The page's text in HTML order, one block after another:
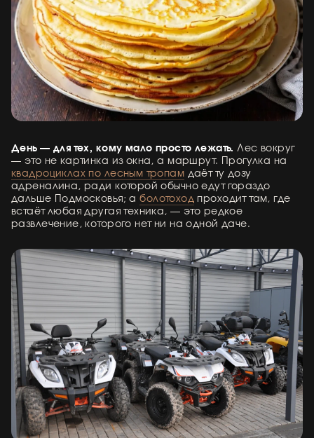
День — для тех, кому мало просто лежать. Лес вокруг
— это не картинка из окна, а маршрут. Прогулка на
квадроциклах по лесным тропам даёт ту дозу
адреналина, ради которой обычно едут гораздо
дальше Подмосковья; аболотоход проходит там, где
встаёт любая другая техника, — это редкое
развлечение, которого нет ни на одной даче.